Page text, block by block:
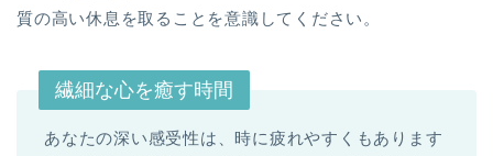
質の高い休息を取ることを意識してください。
繊細な心を癒す時間
あなたの深い感受性は、時に疲れやすくもあります